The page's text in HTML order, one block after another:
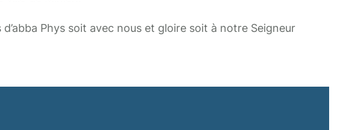
Phys soit avec nous et gloire soit à notre Seigneur